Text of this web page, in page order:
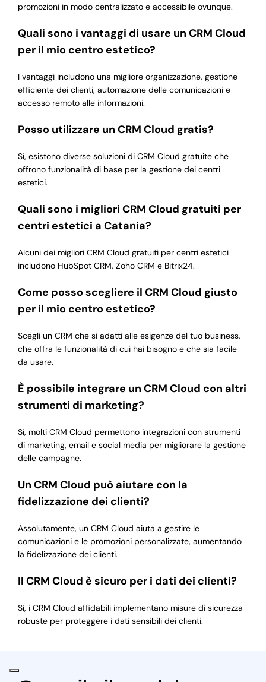
promozioni in modo centralizzato e accessibile ovunque.
Quali sono i vantaggi di usare un CRM Cloud
per il mio centro estetico?
I vantaggi includono una migliore organizzazione, gestione
efficiente dei clienti, automazione delle comunicazioni e
accesso remoto alle informazioni.
Posso utilizzare un CRM Cloud gratis?
Sì, esistono diverse soluzioni di CRM Cloud gratuite che
offrono funzionalità di base per la gestione dei centri
estetici.
Quali sono i migliori CRM Cloud gratuiti per
centri estetici a Catania?
Alcuni dei migliori CRM Cloud gratuiti per centri estetici
includono HubSpot CRM, Zoho CRM e Bitrix24.
Come posso scegliere il CRM Cloud giusto
per il mio centro estetico?
Scegli un CRM che si adatti alle esigenze del tuo business,
che offra le funzionalità di cui hai bisogno e che sia facile
da usare.
È possibile integrare un CRM Cloud con altri
strumenti di marketing?
Sì, molti CRM Cloud permettono integrazioni con strumenti
di marketing, email e social media per migliorare la gestione
delle campagne.
Un CRM Cloud può aiutare con la
fidelizzazione dei clienti?
Assolutamente, un CRM Cloud aiuta a gestire le
comunicazioni e le promozioni personalizzate, aumentando
la fidelizzazione dei clienti.
Il CRM Cloud è sicuro per i dati dei clienti?
Sì, i CRM Cloud affidabili implementano misure di sicurezza
robuste per proteggere i dati sensibili dei clienti.